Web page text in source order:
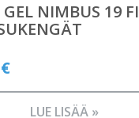
GEL NIMBUS 19 FI
€
LUE LISÄÄ »